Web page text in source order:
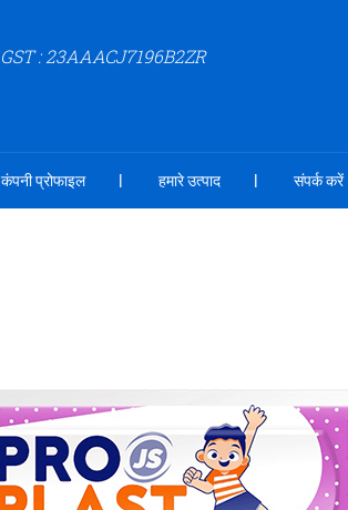
GST : 23AAACJ7196B2ZR
कंपनी प्रोफाइल हमारे उत्पाद संपर्क करें